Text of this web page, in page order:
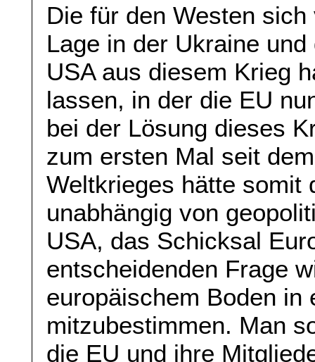
Die für den Westen
Lage in der Ukraine
USA aus diesem Krieg
lassen, in der die EU
bei der Lösung dieses
zum ersten Mal seit
Weltkrieges hätte somit
unabhängig von
USA, das Schicksal
entscheidenden Frage
europäischem Boden in
mitzubestimmen. Man
die EU und ihre